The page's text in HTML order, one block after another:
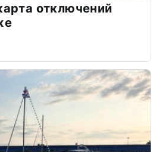
отключений